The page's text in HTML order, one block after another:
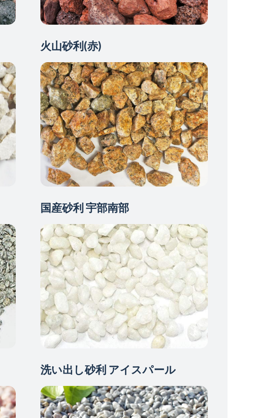
火山砂利(赤)
国産砂利 宇部南部
洗い出し砂利 アイスパール